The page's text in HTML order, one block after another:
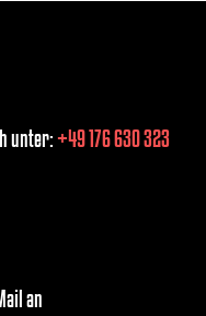
unter:+49 176 630 323
an